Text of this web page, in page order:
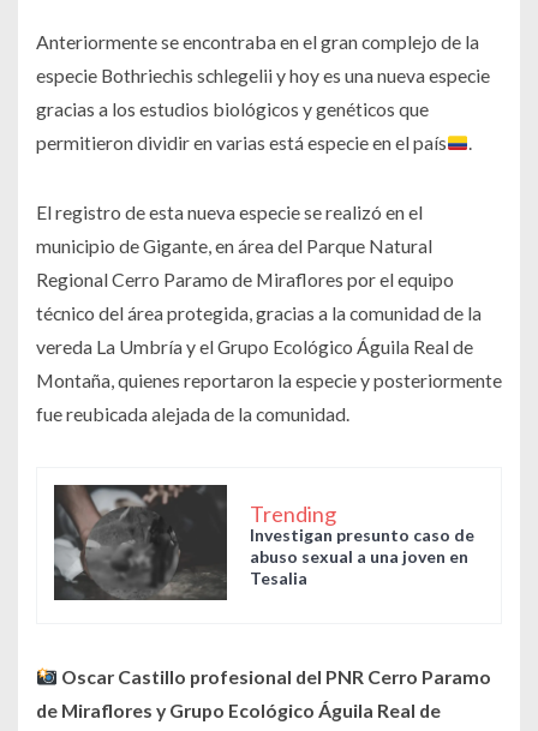
Anteriormente se encontraba en el gran complejo de la
especie Bothriechis schlegelii y hoy es una nueva especie
gracias a los estudios biológicos y genéticos que
permitieron dividir en varias está especie en el país
.
El registro de esta nueva especie se realizó en el
municipio de Gigante, en área del Parque Natural
Regional Cerro Paramo de Miraflores por el equipo
técnico del área protegida, gracias a la comunidad de la
vereda La Umbría y el Grupo Ecológico Águila Real de
Montaña, quienes reportaron la especie y posteriormente
fue reubicada alejada de la comunidad.
Trending
Investigan presunto caso de
abuso sexual a una joven en
Tesalia
Oscar Castillo profesional del PNR Cerro Paramo
de Miraflores y Grupo Ecológico Águila Real de